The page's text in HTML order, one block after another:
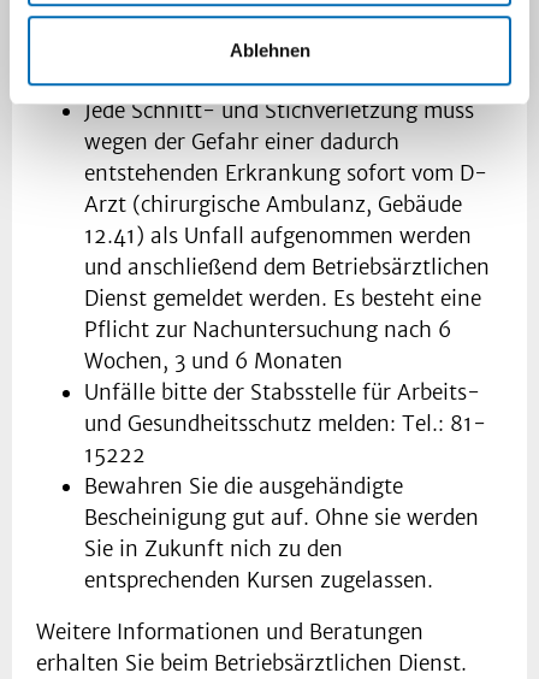
Ablehnen
Nicht-Immunen empfohlen.
Achten Sie auf die erforderlichen
Auffrischungsimpfungen und Kontrollen.
Jede Schnitt- und Stichverletzung muss
wegen der Gefahr einer dadurch
entstehenden Erkrankung sofort vom D-
Arzt (chirurgische Ambulanz, Gebäude
12.41) als Unfall aufgenommen werden
und anschließend dem Betriebsärztlichen
Dienst gemeldet werden. Es besteht eine
Pflicht zur Nachuntersuchung nach 6
Wochen, 3 und 6 Monaten
Unfälle bitte der Stabsstelle für Arbeits-
und Gesundheitsschutz melden: Tel.: 81-
15222
Bewahren Sie die ausgehändigte
Bescheinigung gut auf. Ohne sie werden
Sie in Zukunft nich zu den
entsprechenden Kursen zugelassen.
Weitere Informationen und Beratungen
erhalten Sie beim Betriebsärztlichen Dienst.